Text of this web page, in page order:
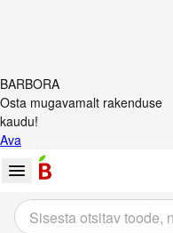
BARBORA
Osta mugavamalt rakenduse
kaudu!
Ava